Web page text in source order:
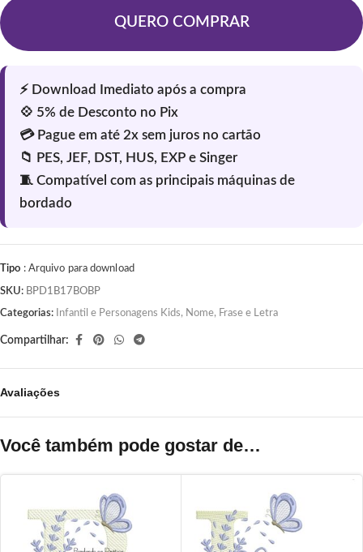
QUERO COMPRAR
Tipo : Arquivo para download
SKU: BPD1B17BOBP
Categorias: Infantil e Personagens Kids, Nome, Frase e Letra
Compartilhar:
Avaliações
Você também pode gostar de…